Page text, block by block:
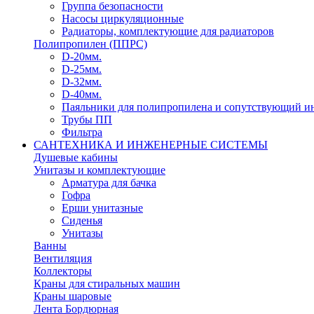
Группа безопасности
Насосы циркуляционные
Радиаторы, комплектующие для радиаторов
Полипропилен (ППРС)
D-20мм.
D-25мм.
D-32мм.
D-40мм.
Паяльники для полипропилена и сопутствующий
Трубы ПП
Фильтра
САНТЕХНИКА И ИНЖЕНЕРНЫЕ СИСТЕМЫ
Душевые кабины
Унитазы и комплектующие
Арматура для бачка
Гофра
Ерши унитазные
Сиденья
Унитазы
Ванны
Вентиляция
Коллекторы
Краны для стиральных машин
Краны шаровые
Лента Бордюрная